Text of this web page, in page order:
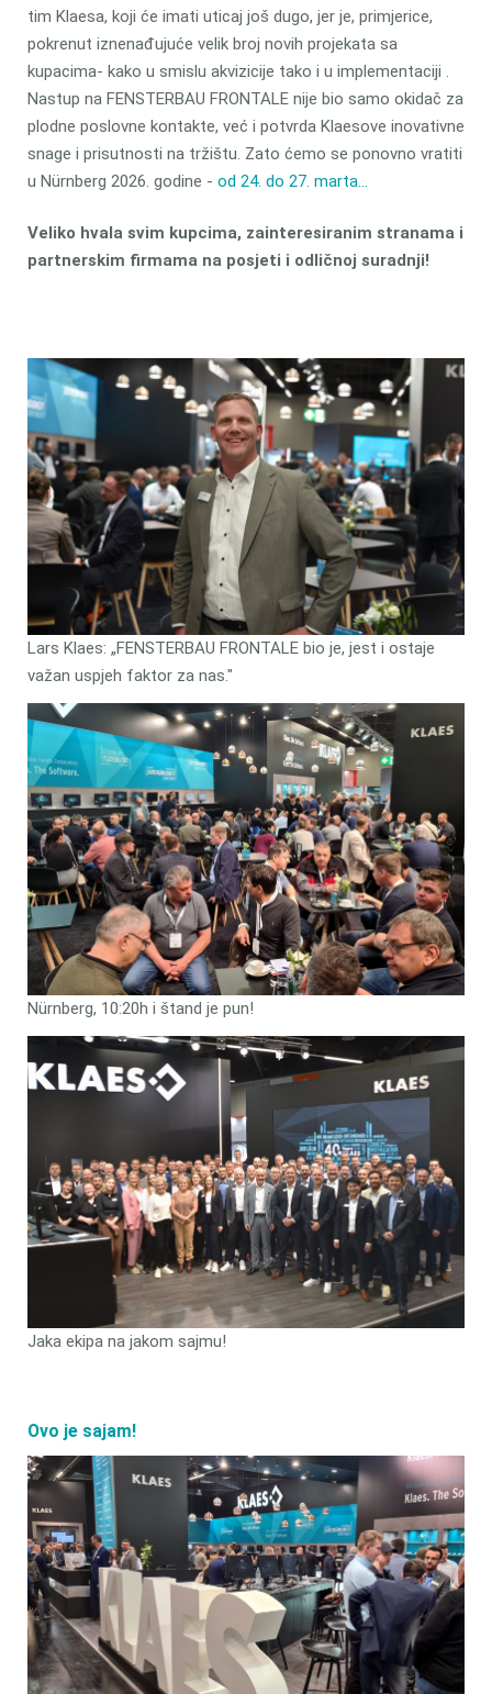
tim Klaesa, koji će imati uticaj još dugo, jer je, primjerice,
pokrenut iznenađujuće velik broj novih projekata sa
kupacima- kako u smislu akvizicije tako i u implementaciji .
Nastup na FENSTERBAU FRONTALE nije bio samo okidač za
plodne poslovne kontakte, već i potvrda Klaesove inovativne
snage i prisutnosti na tržištu. Zato ćemo se ponovno vratiti
u Nürnberg 2026. godine - od 24. do 27. marta...
Veliko hvala svim kupcima, zainteresiranim stranama i
partnerskim firmama na posjeti i odličnoj suradnji!
Lars Klaes: „FENSTERBAU FRONTALE bio je, jest i ostaje
važan uspjeh faktor za nas."
Nürnberg, 10:20h i štand je pun!
Jaka ekipa na jakom sajmu!
Ovo je sajam!